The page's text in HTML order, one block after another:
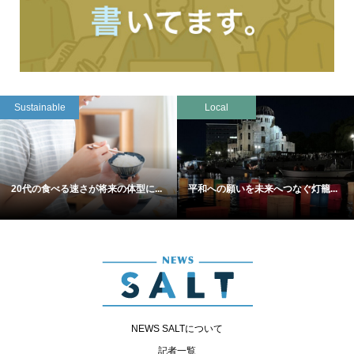
Sustainable
20代の食べる速さが将来の体型に...
Local
平和への願いを未来へつなぐ灯籠...
NEWS SALTについて
記者一覧